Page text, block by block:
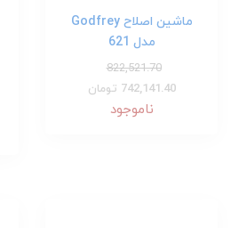
ماشین اصلاح Godfrey
مدل 621
822,521.70
742,141.40 تومان
ناموجود